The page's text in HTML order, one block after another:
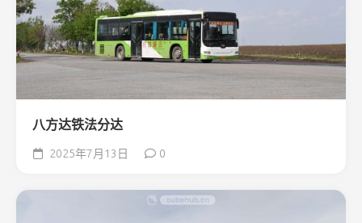
八方达铁法分达
2025年7月13日 0